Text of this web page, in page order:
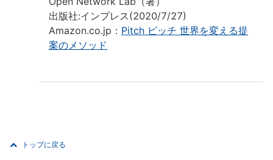
出版社:インプレス(2020/7/27)
Amazon.co.jp： Pitch ピッチ 世界を変える提
案のメソッド
トップに戻る